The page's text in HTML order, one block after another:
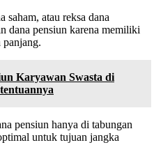
saham, atau reksa dana
dana pensiun karena memiliki
panjang.
Karyawan Swasta di
pensiun hanya di tabungan
untuk tujuan jangka